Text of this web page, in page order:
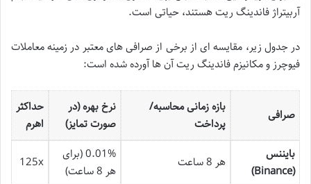
آربیتراژ فاندینگ ریت هستند، حیاتی است.
در جدول زیر، مقایسه ای از برخی از صرافی های معتبر در زمینه معاملات
فیوچرز و مکانیزم فاندینگ ریت آن ها آورده شده است:
صرافی
بازه زمانی محاسبه/
پرداخت
نرخ بهره (در
صورت تمایز)
حداکثر
اهرم
بایننس
(Binance)
هر 8 ساعت
0.01% (برای
هر 8 ساعت)
125x